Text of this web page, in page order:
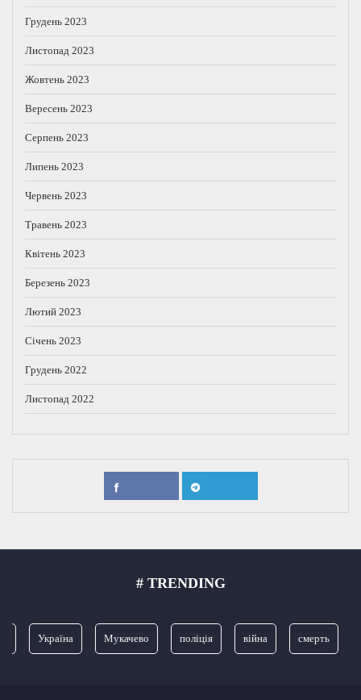
Грудень 2023
Листопад 2023
Жовтень 2023
Вересень 2023
Серпень 2023
Липень 2023
Червень 2023
Травень 2023
Квітень 2023
Березень 2023
Лютий 2023
Січень 2023
Грудень 2022
Листопад 2022
# TRENDING
Україна Мукачево поліція війна смерть